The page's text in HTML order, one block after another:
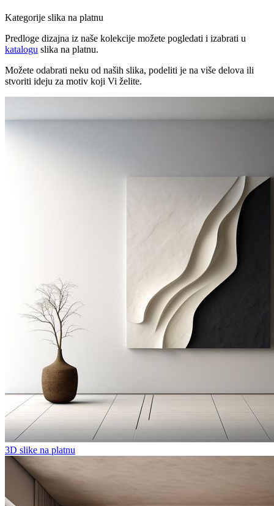
Kategorije slika na platnu
Predloge dizajna iz naše kolekcije možete pogledati i izabrati u
katalogu slika na platnu.
Možete odabrati neku od naših slika, podeliti je na više delova ili
stvoriti ideju za motiv koji Vi želite.
3D slike na platnu